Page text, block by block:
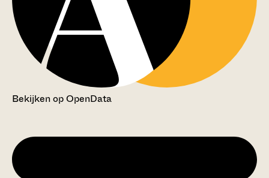
Bekijken op OpenData